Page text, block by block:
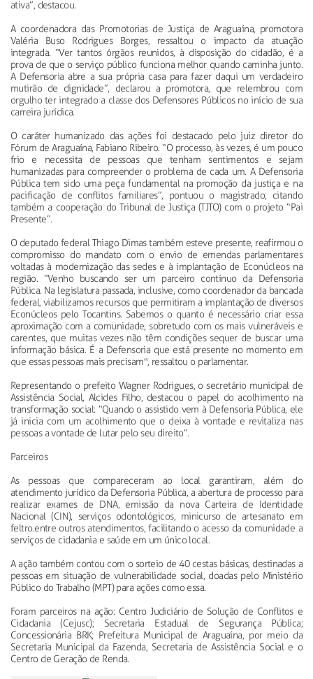
ativa”, destacou.
A coordenadora das Promotorias de Justiça de Araguaína, promotora
Valéria Buso Rodrigues Borges, ressaltou o impacto da atuação
integrada. “Ver tantos órgãos reunidos, à disposição do cidadão, é a
prova de que o serviço público funciona melhor quando caminha junto.
A Defensoria abre a sua própria casa para fazer daqui um verdadeiro
mutirão de dignidade”, declarou a promotora, que relembrou com
orgulho ter integrado a classe dos Defensores Públicos no início de sua
carreira jurídica.
O caráter humanizado das ações foi destacado pelo juiz diretor do
Fórum de Araguaína, Fabiano Ribeiro. “O processo, às vezes, é um pouco
frio e necessita de pessoas que tenham sentimentos e sejam
humanizadas para compreender o problema de cada um. A Defensoria
Pública tem sido uma peça fundamental na promoção da justiça e na
pacificação de conflitos familiares”, pontuou o magistrado, citando
também a cooperação do Tribunal de Justiça (TJTO) com o projeto “Pai
Presente”.
O deputado federal Thiago Dimas também esteve presente, reafirmou o
compromisso do mandato com o envio de emendas parlamentares
voltadas à modernização das sedes e à implantação de Econúcleos na
região. “Venho buscando ser um parceiro contínuo da Defensoria
Pública. Na legislatura passada, inclusive, como coordenador da bancada
federal, viabilizamos recursos que permitiram a implantação de diversos
Econúcleos pelo Tocantins. Sabemos o quanto é necessário criar essa
aproximação com a comunidade, sobretudo com os mais vulneráveis e
carentes, que muitas vezes não têm condições sequer de buscar uma
informação básica. É a Defensoria que está presente no momento em
que essas pessoas mais precisam", ressaltou o parlamentar.
Representando o prefeito Wagner Rodrigues, o secretário municipal de
Assistência Social, Alcides Filho, destacou o papel do acolhimento na
transformação social: “Quando o assistido vem à Defensoria Pública, ele
já inicia com um acolhimento que o deixa à vontade e revitaliza nas
pessoas a vontade de lutar pelo seu direito”.
Parceiros
As pessoas que compareceram ao local garantiram, além do
atendimento jurídico da Defensoria Pública, a abertura de processo para
realizar exames de DNA, emissão da nova Carteira de Identidade
Nacional (CIN), serviços odontológicos, minicurso de artesanato em
feltro.entre outros atendimentos, facilitando o acesso da comunidade a
serviços de cidadania e saúde em um único local.
A ação também contou com o sorteio de 40 cestas básicas, destinadas a
pessoas em situação de vulnerabilidade social, doadas pelo Ministério
Público do Trabalho (MPT) para ações como essa.
Foram parceiros na ação: Centro Judiciário de Solução de Conflitos e
Cidadania (Cejusc); Secretaria Estadual de Segurança Pública;
Concessionária BRK; Prefeitura Municipal de Araguaína, por meio da
Secretaria Municipal da Fazenda, Secretaria de Assistência Social e o
Centro de Geração de Renda.